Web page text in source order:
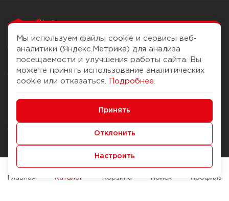
Чтобы вам легко
О компании
История Компании
Журнал
Наши марки
Брендирование
Помощь
Доставка и оплата
Способы оплаты
Служба контроля качества
Мы используем файлы cookie и сервисы веб-
аналитики (Яндекс.Метрика) для анализа
посещаемости и улучшения работы сайта. Вы
можете принять использование аналитических
cookie или отказаться.
Подробнее
Принять
Отклонить
Настроить
Главная Каталог Корзина Поиск Профиль